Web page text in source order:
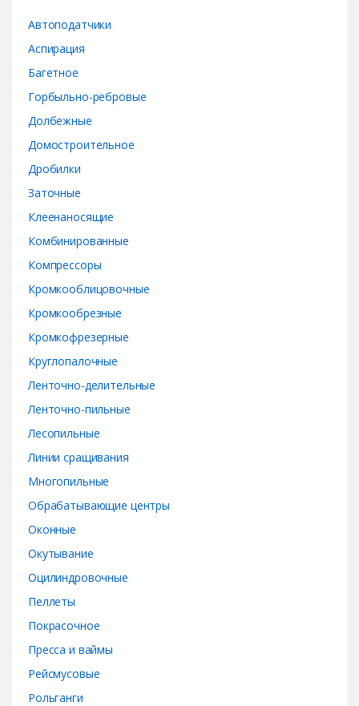
Автоподатчики
Аспирация
Багетное
Горбыльно-ребровые
Долбежные
Домостроительное
Дробилки
Заточные
Клеенаносящие
Комбинированные
Компрессоры
Кромкооблицовочные
Кромкообрезные
Кромкофрезерные
Круглопалочные
Ленточно-делительные
Ленточно-пильные
Лесопильные
Линии сращивания
Многопильные
Обрабатывающие центры
Оконные
Окутывание
Оцилиндровочные
Пеллеты
Покрасочное
Пресса и ваймы
Рейсмусовые
Рольганги